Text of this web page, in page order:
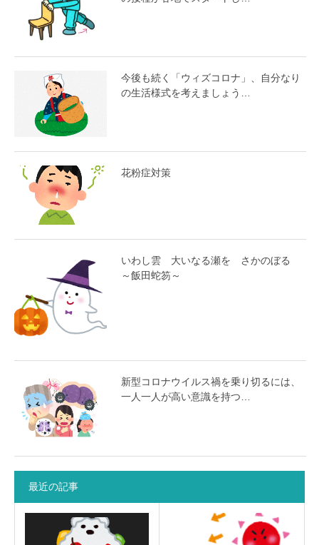
今後も続く「ウィズコロナ」、自分なり
の生活様式を考えましょう…
花粉症対策
いわし雲 大いなる瀬を さかのぼる
～飯田蛇笏～
新型コロナウイルス禍を乗り切るには、
一人一人が高い意識を持つ…
最近の記事